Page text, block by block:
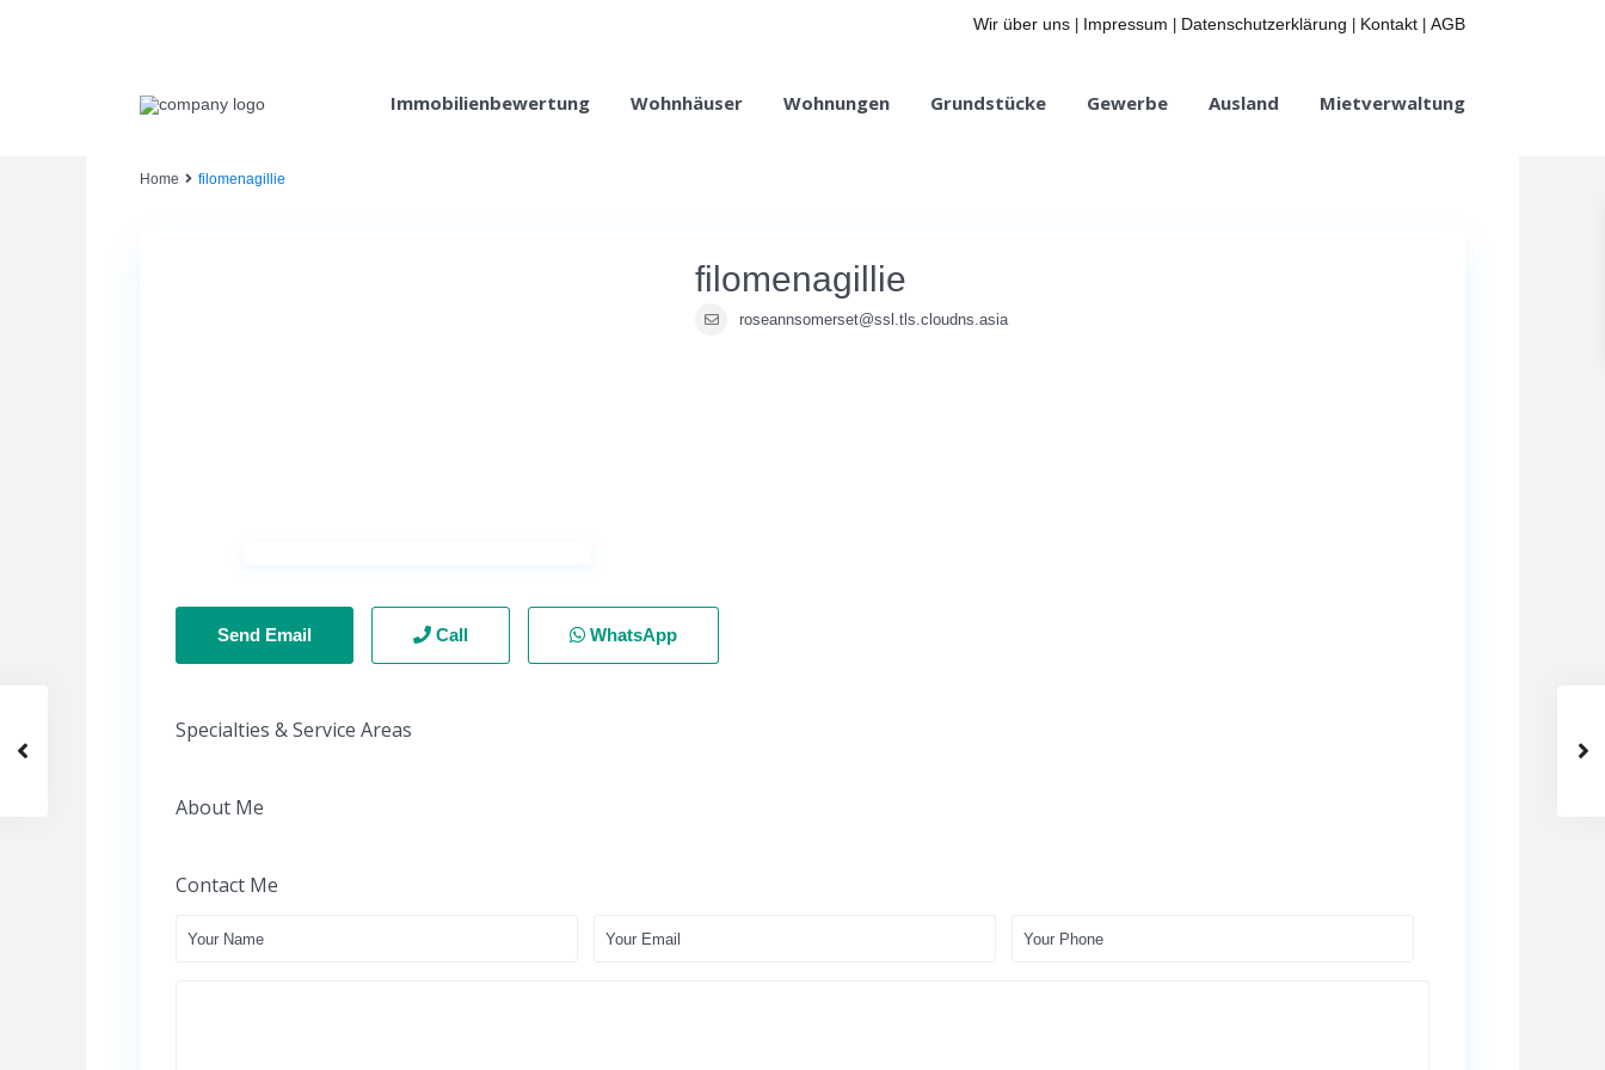
Wir über uns Impressum Datenschutzerklärung Kontakt AGB
Immobilienbewertung Wohnhäuser Wohnungen Grundstücke Gewerbe Ausland Mietverwaltung
Home filomenagillie
filomenagillie
roseannsomerset@ssl.tls.cloudns.asia
Send Email Call WhatsApp
Specialties & Service Areas
About Me
Contact Me